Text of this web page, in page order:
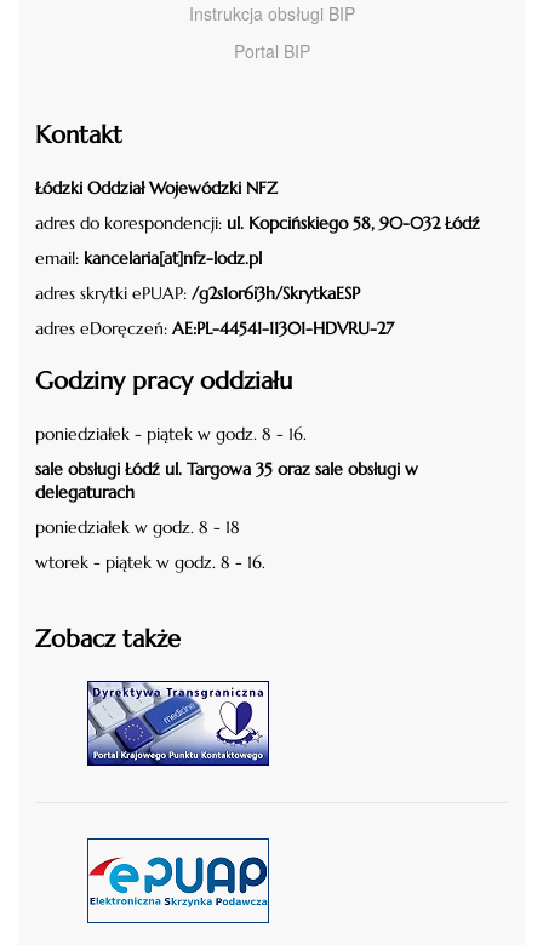
Instrukcja obsługi BIP
Portal BIP
Kontakt
Łódzki Oddział Wojewódzki NFZ
adres do korespondencji: ul. Kopcińskiego 58, 90-032 Łódź
email: kancelaria[at]nfz-lodz.pl
adres skrytki ePUAP: /g2s1or6i3h/SkrytkaESP
adres eDoręczeń: AE:PL-44541-11301-HDVRU-27
Godziny pracy oddziału
poniedziałek - piątek w godz. 8 - 16.
sale obsługi Łódź ul. Targowa 35 oraz sale obsługi w
delegaturach
poniedziałek w godz. 8 - 18
wtorek - piątek w godz. 8 - 16.
Zobacz także
czytaj więcej
czytaj więcej